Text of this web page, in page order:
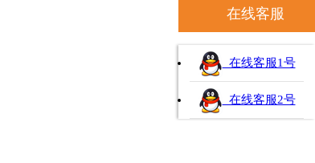
在线客服
在线客服1号
在线客服2号